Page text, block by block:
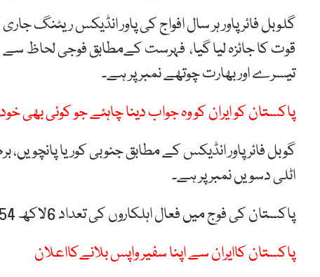
قوت کا جائزہ لیا گیا، فہرست کےمطابق فوجی لحاظ
تیسرے اور بھارت چوتھے نمبر پر ہے۔
پاکستان کو ایران کو وہ جواب دینا چاہئے جو کوئی بھی
گوبل فائر پاور انڈیکس کے مطابق جنوبی کوریا پانچویں،
اٹلی دسویں نمبر پر ہے۔
پاکستان کی فوج میں فعال اہلکاروں کی تعداد 6لاکھ 54 ہزار ہے اور اس لحاظ سے پاکستان ساتویں نمبرپر ہے۔
پاکستان کاایران سے اپنا سفیر واپس بلانےکااعلان